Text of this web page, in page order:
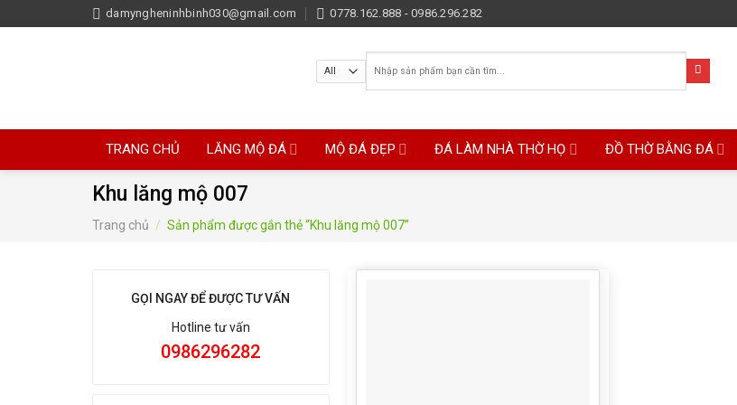
to
damyngheninhbinh030@gmail.com 0778.162.888 - 0986.296.282
Tìm
kiếm:
TRANG CHỦ LĂNG MỘ ĐÁ MỘ ĐÁ ĐẸP ĐÁ LÀM NHÀ THỜ HỌ ĐỒ THỜ BẰNG ĐÁ
Khu lăng mộ 007
Trang chủ / Sản phẩm được gắn thẻ “Khu lăng mộ 007”
GỌI NGAY ĐỂ ĐƯỢC TƯ VẤN
Hotline tư vấn
0986296282